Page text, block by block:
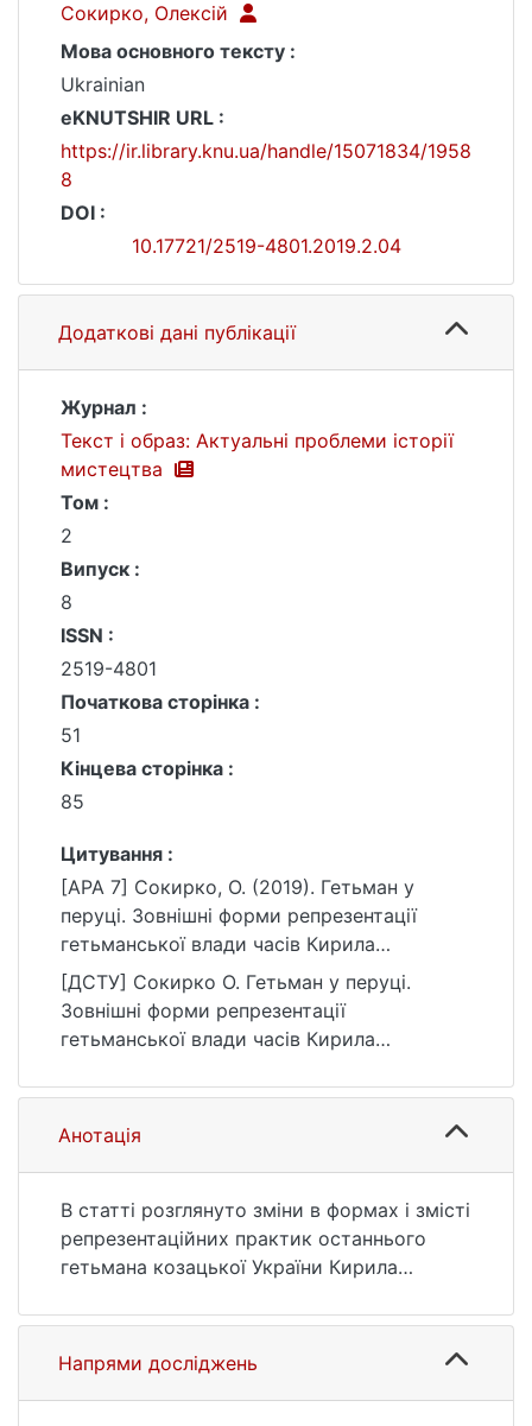
Сокирко, Олексій
Мова основного тексту :
Ukrainian
eKNUTSHIR URL :
https://ir.library.knu.ua/handle/15071834/1958
8
DOI :
10.17721/2519-4801.2019.2.04
Додаткові дані публікації
Журнал :
Текст і образ: Актуальні проблеми історії
мистецтва
Том :
2
Випуск :
8
ISSN :
2519-4801
Початкова сторінка :
51
Кінцева сторінка :
85
Цитування :
[APA 7] Сокирко, О. (2019). Гетьман у
перуці. Зовнішні форми репрезентації
гетьманської влади часів Кирила
Розумовського. Текст і образ: Актуальні
проблеми історії мистецтва, 2(8), 51–85.
https://doi.org/10.17721/2519-4801.2019.2.04
[ДСТУ] Сокирко О. Гетьман у перуці.
Зовнішні форми репрезентації
гетьманської влади часів Кирила
проблеми історії мистецтва. 2019. Т. 2, №
8. С. 51—85. DOI: 10.17721/2519-
4801.2019.2.04 (дата звернення:
Анотація
В статті розглянуто зміни в формах і змісті
репрезентаційних практик останнього
гетьмана козацької України Кирила
традиційних елементів владної
репрезентації належали двір володаря зі
своєю ієрархією, системою політичних
Напрями досліджень